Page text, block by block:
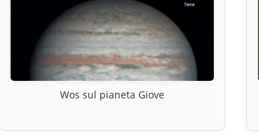
Wos sul pianeta Giove